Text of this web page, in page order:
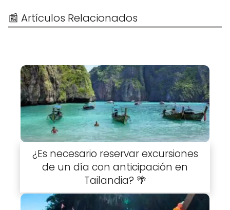
📰 Artículos Relacionados
¿Es necesario reservar excursiones
de un día con anticipación en
Tailandia? 🌴